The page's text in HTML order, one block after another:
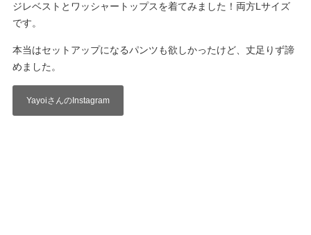
ジレベストとワッシャートップスを着てみました！両方Lサイズ
です。
本当はセットアップになるパンツも欲しかったけど、丈足りず諦
めました。
YayoiさんのInstagram